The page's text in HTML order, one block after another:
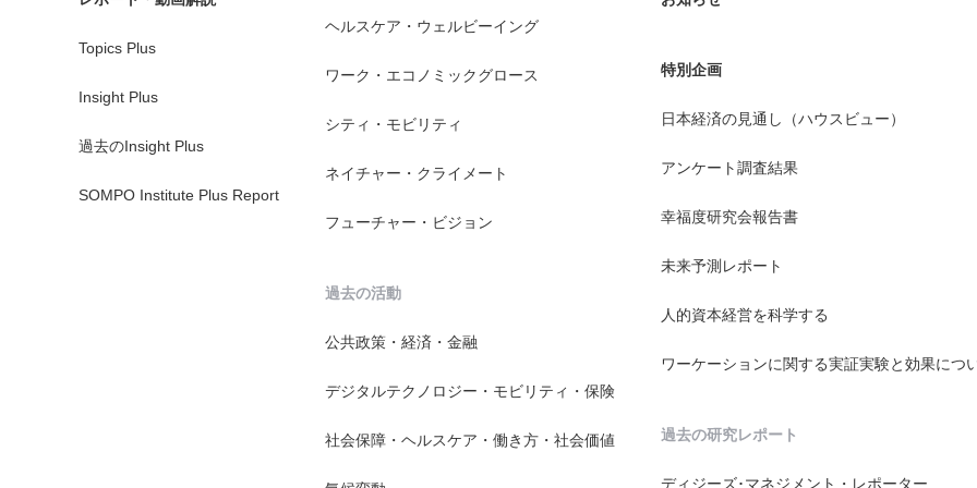
Topics Plus
Insight Plus
過去のInsight Plus
SOMPO Institute Plus Report
ヘルスケア・ウェルビーイング
ワーク・エコノミックグロース
シティ・モビリティ
ネイチャー・クライメート
フューチャー・ビジョン
過去の活動
公共政策・経済・金融
デジタルテクノロジー・モビリティ・保険
社会保障・ヘルスケア・働き方・社会価値
特別企画
日本経済の見通し（ハウスビュー）
アンケート調査結果
幸福度研究会報告書
未来予測レポート
人的資本経営を科学する
ワーケーションに関する実証実験と効果につ
過去の研究レポート
ディジーズ･マネジメント・レポーター